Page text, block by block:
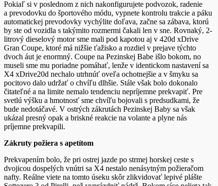
Pokiaľ si v poslednom z nich nakonfigurujete podvozok, radenie
a prevodovku do športového módu, vypnete kontrolu trakcie a páku
automatickej prevodovky vychýlite doľava, začne sa zábava, ktorú
by ste od vozidla s takýmito rozmermi čakali len v sne. Rovnaký, 2-
litrový dieselový motor sme mali pod kapotou aj v 420d xDrive
Gran Coupe, ktoré má nižšie ťažisko a rozdiel v prejave týchto
dvoch áut je enormný. Coupe na Pezinskej Babe išlo bokom, no
museli sme mu poriadne pomáhať, lenže v identickom nastavení sa
X4 xDrive20d nechalo utrhnúť oveľa ochotnejšie a v šmyku sa
pocitovo dalo udržať o chvíľu dlhšie. Stále však bolo dokonalo
čitateľné a na limite nemalo tendenciu nepríjemne prekvapiť. Pre
svetlú výšku a hmotnosť sme chvíľu bojovali s predsudkami, že
bude nedotáčavé. V ostrých zákrutách Pezinskej Baby sa však
ukázal presný opak a briskné reakcie na volante a plyne nás
príjemne prekvapili.
Zákruty požiera s apetítom
Prekvapením bolo, že pri ostrej jazde po strmej horskej ceste s
dvojicou dospelých vnútri sa X4 nestalo nenásytným požieračom
nafty. Reálne viete na tomto úseku skôr zlikvidovať lepivé plášte